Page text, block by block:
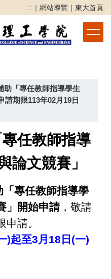
::: ｜ 網站導覽 ｜ 東大首頁
助「專任教師指導學生
請期限113年02月19日
任教師指導
論文競賽」
「專任教師指導學
」開始申請，敬請
請。
)起至3月18日(一)